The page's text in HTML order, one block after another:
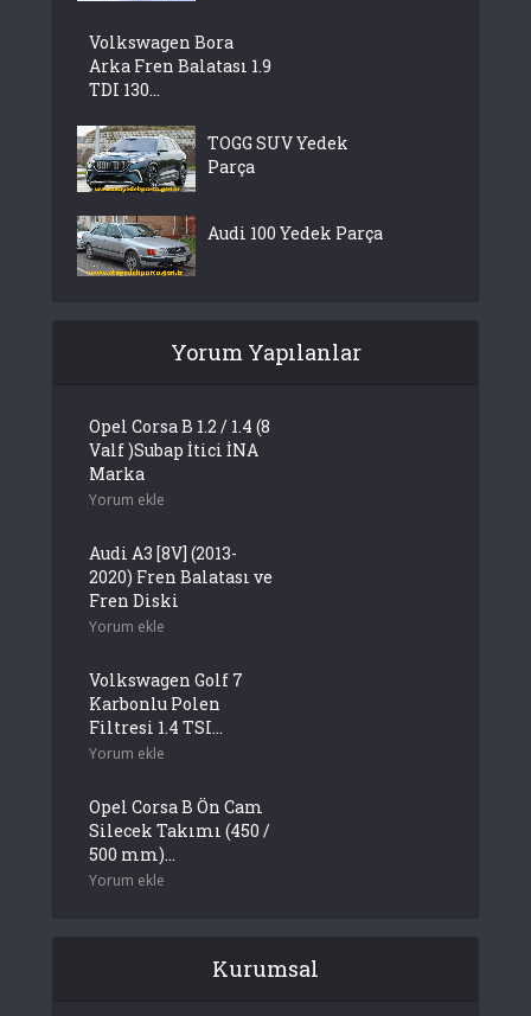
Volkswagen Bora
Arka Fren Balatası 1.9
TDI 130...
TOGG SUV Yedek
Parça
Audi 100 Yedek Parça
Yorum Yapılanlar
Opel Corsa B 1.2 / 1.4 (8
Valf )Subap İtici İNA
Marka
Yorum ekle
Audi A3 [8V] (2013-
2020) Fren Balatası ve
Fren Diski
Yorum ekle
Volkswagen Golf 7
Karbonlu Polen
Filtresi 1.4 TSI...
Yorum ekle
Opel Corsa B Ön Cam
Silecek Takımı (450 /
500 mm)...
Yorum ekle
Kurumsal